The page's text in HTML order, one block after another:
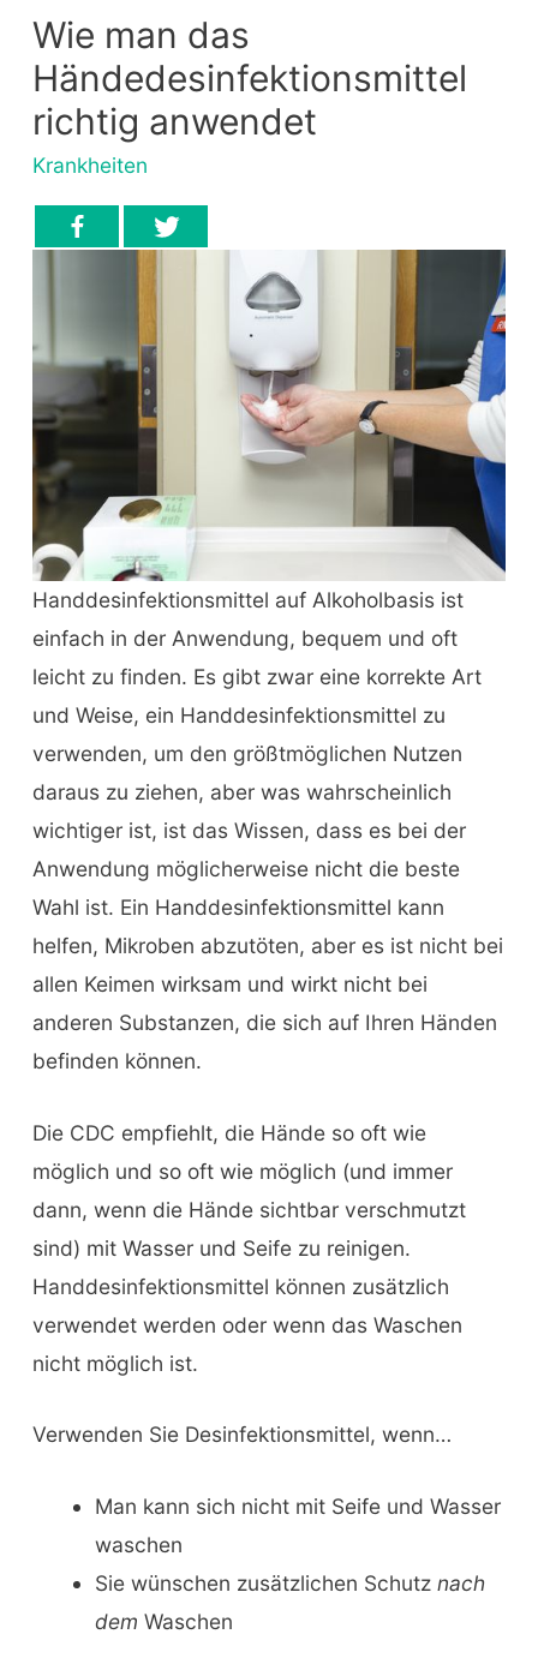
Wie man das
Händedesinfektionsmittel
richtig anwendet
Krankheiten
Handdesinfektionsmittel auf Alkoholbasis ist
einfach in der Anwendung, bequem und oft
leicht zu finden. Es gibt zwar eine korrekte Art
und Weise, ein Handdesinfektionsmittel zu
verwenden, um den größtmöglichen Nutzen
daraus zu ziehen, aber was wahrscheinlich
wichtiger ist, ist das Wissen, dass es bei der
Anwendung möglicherweise nicht die beste
Wahl ist. Ein Handdesinfektionsmittel kann
helfen, Mikroben abzutöten, aber es ist nicht bei
allen Keimen wirksam und wirkt nicht bei
anderen Substanzen, die sich auf Ihren Händen
befinden können.
Die CDC empfiehlt, die Hände so oft wie
möglich und so oft wie möglich (und immer
dann, wenn die Hände sichtbar verschmutzt
sind) mit Wasser und Seife zu reinigen.
Handdesinfektionsmittel können zusätzlich
verwendet werden oder wenn das Waschen
nicht möglich ist.
Verwenden Sie Desinfektionsmittel, wenn…
Man kann sich nicht mit Seife und Wasser
waschen
Sie wünschen zusätzlichen Schutz nach
dem Waschen